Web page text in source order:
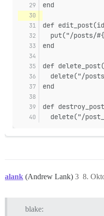
end
def
put("/posts/
end
def
delete("/
end
def
delete("/
alank (Andrew Lank) 8.
3
blake: